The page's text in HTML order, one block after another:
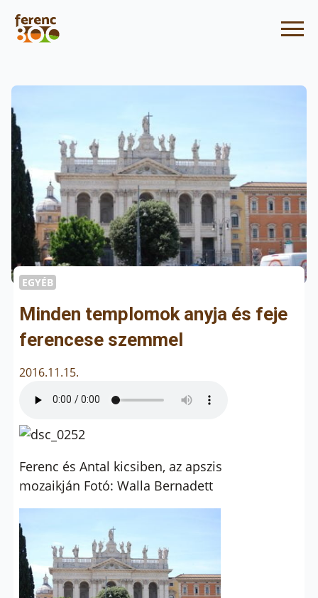
EGYÉB
Minden templomok anyja és feje
ferencese szemmel
2016.11.15.
Ferenc és Antal kicsiben, az apszis
mozaikján Fotó: Walla Bernadett